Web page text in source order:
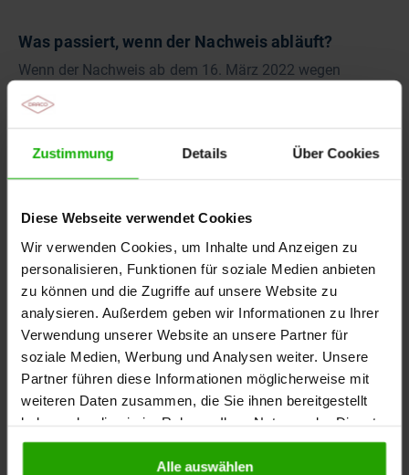
Zustimmung Details Über Cookies
Diese Webseite verwendet Cookies
Wir verwenden Cookies, um Inhalte und Anzeigen zu
personalisieren, Funktionen für soziale Medien anbieten
zu können und die Zugriffe auf unsere Website zu
analysieren. Außerdem geben wir Informationen zu Ihrer
Verwendung unserer Website an unsere Partner für
soziale Medien, Werbung und Analysen weiter. Unsere
Partner führen diese Informationen möglicherweise mit
weiteren Daten zusammen, die Sie ihnen bereitgestellt
haben oder die sie im Rahmen Ihrer Nutzung der Dienste
gesammelt haben.
Alle auswählen
Was passiert, wenn der Nachweis abläuft?
Wenn der Nachweis ab dem 16. März 2022 wegen
neuer Nachweis vorzulegen. Geschieht dies nicht, wird
auch das Gesundheitsamt eingeschaltet.
ergeben?
Neueinstellungen ein Beschäftigungsverbot besteht. Bei
allen anderen Fällen ist zu empfehlen, auf die
Entscheidung des Gesundheitsamtes zu warten. Wenn es
für die Mitarbeitenden ein Beschäftigungsverbot gibt,
sind sie freizustellen. Der Praxisinhaber muss in diesem
Fall keine Lohnfortzahlung leisten.
Im Falle arbeitsrechtlicher Maßnahmen, wie z.B.
Abmahnung, verhaltensbedingter und sogar fristloser